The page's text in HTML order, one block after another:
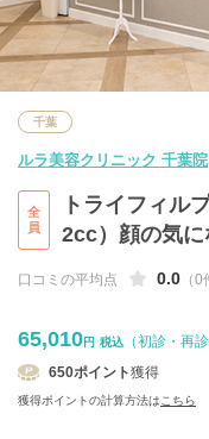
千葉
ルラ美容クリニック 千葉院
全
員
トライフィル
2cc）顔の気に
口コミの平均点 0.0 （0
65,010円 税込
（初診・再
650ポイント獲得
獲得ポイントの計算方法は こちら